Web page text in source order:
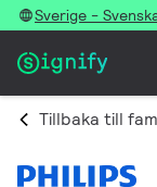
Sverige -
Tillbaka till